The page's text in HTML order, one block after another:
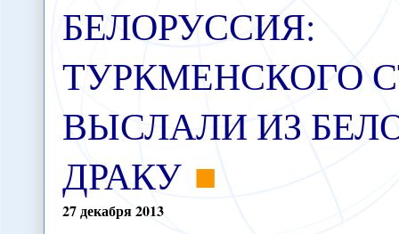
БЕЛОРУССИЯ:
ТУРКМЕНСКОГО
ВЫСЛАЛИ ИЗ
ДРАКУ
27декабря2013